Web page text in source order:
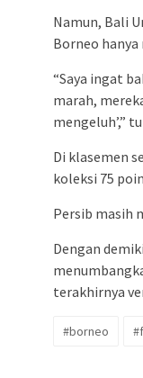
Namun, Bali
Borneo
“Saya ingat
marah,
mengeluh’,”
Di klasemen
koleksi 75
Persib masih
Dengan
terakhirnya
#borneo